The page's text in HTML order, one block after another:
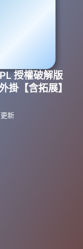
授權破解版
掛【含拓展】
新